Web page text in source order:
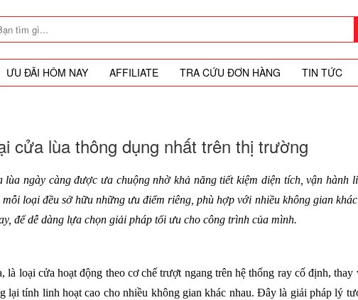
ƯU ĐÃI HÔM NAY AFFILIATE TRA CỨU ĐƠN HÀNG TIN TỨC
cửa lùa thông dụng nhất trên thị trường
lùa ngày càng được ưa chuộng nhờ khả năng tiết kiệm diện tích, vận
loại đều sở hữu những ưu điểm riêng, phù hợp với nhiều không gian
để dễ dàng lựa chọn giải pháp tối ưu cho công trình của mình.
là loại cửa hoạt động theo cơ chế trượt ngang trên hệ thống ray cố định,
lại tính linh hoạt cao cho nhiều không gian khác nhau. Đây là giải pháp lý